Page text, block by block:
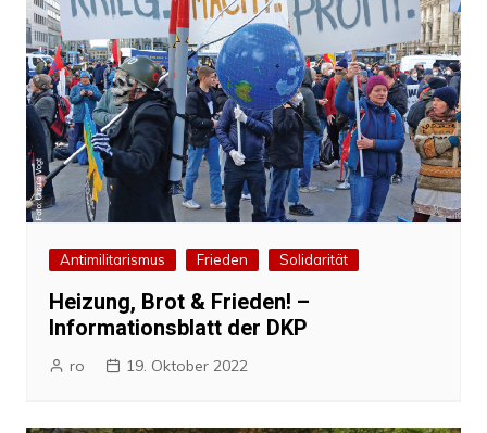
Antimilitarismus Frieden Solidarität
Heizung, Brot & Frieden! –
Informationsblatt der DKP
ro 19. Oktober 2022